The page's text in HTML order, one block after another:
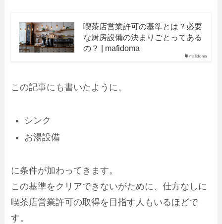
mafidoma
喫茶店営業許可の基準とは？必要
な厨房設備の決まりごとってある
の？ | mafidoma
この記事にも書いたように、
シンク
お湯設備
に条件が加わってきます。
この基準をクリアできないがために、仕方なしに
喫茶店営業許可の取得を目指す人もいるほどで
す。